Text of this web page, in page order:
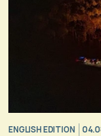
ENGLISH EDITION